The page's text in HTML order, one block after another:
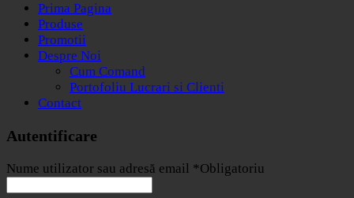
Prima Pagina
Produse
Promotii
Despre Noi
Cum Comand
Portofoliu Lucrari si Clienti
Contact
Autentificare
Nume utilizator sau adresă email *Obligatoriu